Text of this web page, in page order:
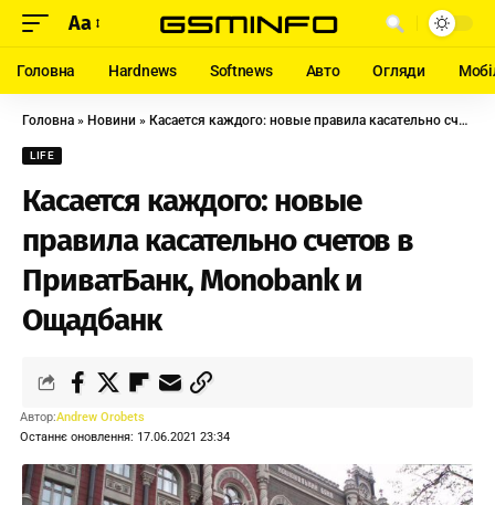
Aa
Головна Hardnews Softnews Авто Огляди
Головна » Новини » Касается каждого: новые правила касательно счетов в ПриватБанк, Monobank и Ощадбанк
LIFE
Касается каждого: новые
правила касательно счетов в
ПриватБанк, Monobank и
Ощадбанк
Останнє оновлення: 17.06.2021 23:34
Автор:Andrew Orobets